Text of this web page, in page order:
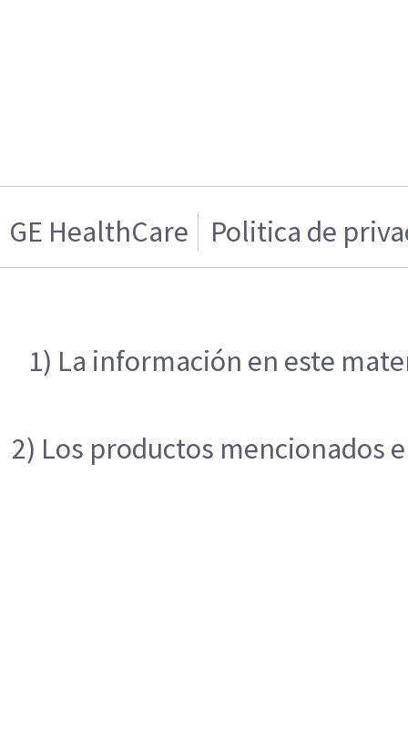
GE HealthCare Politica de
1) La información en este
2) Los productos mencionados